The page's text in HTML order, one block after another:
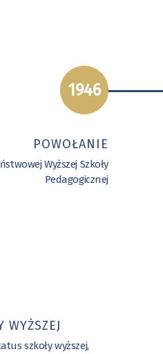
1946
POWOŁANIE
Wyższej Szkoły
Pedagogicznej
WYŻSZEJ
szkoły wyższej,